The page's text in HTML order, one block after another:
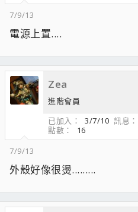
7/9/13
電源上置....
Zea
進階會員
已加入
3/7/10 訊息
點數
16
7/9/13
外殼好像很燙.........